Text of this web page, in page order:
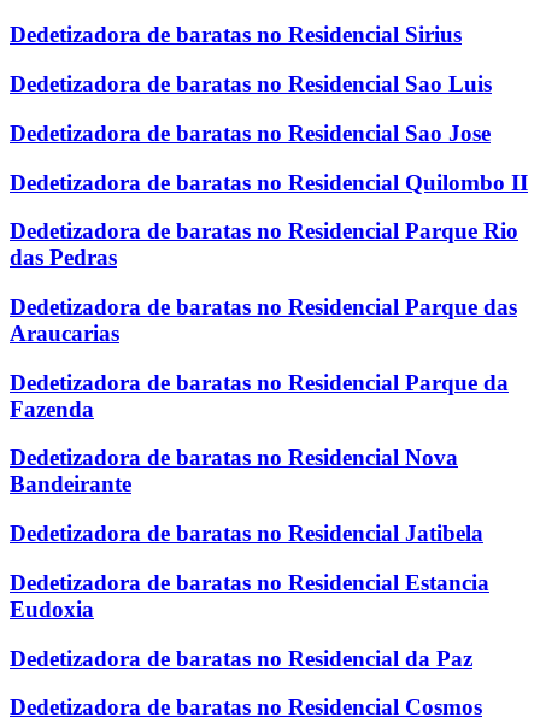
Dedetizadora de baratas no Residencial Sirius
Dedetizadora de baratas no Residencial Sao Luis
Dedetizadora de baratas no Residencial Sao Jose
Dedetizadora de baratas no Residencial Quilombo II
Dedetizadora de baratas no Residencial Parque Rio
das Pedras
Dedetizadora de baratas no Residencial Parque das
Araucarias
Dedetizadora de baratas no Residencial Parque da
Fazenda
Dedetizadora de baratas no Residencial Nova
Bandeirante
Dedetizadora de baratas no Residencial Jatibela
Dedetizadora de baratas no Residencial Estancia
Eudoxia
Dedetizadora de baratas no Residencial da Paz
Dedetizadora de baratas no Residencial Cosmos